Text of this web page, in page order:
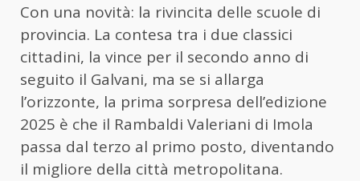
Con una novità: la rivincita delle scuole di
provincia. La contesa tra i due classici
cittadini, la vince per il secondo anno di
seguito il Galvani, ma se si allarga
l’orizzonte, la prima sorpresa dell’edizione
2025 è che il Rambaldi Valeriani di Imola
passa dal terzo al primo posto, diventando
il migliore della città metropolitana.